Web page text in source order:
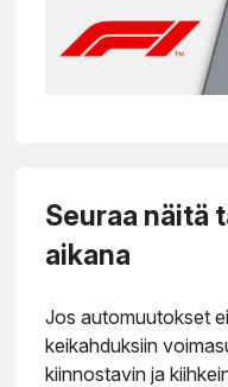
Seuraa näitä
aikana
Jos automuutokset
keikahduksiin
kiinnostavin ja